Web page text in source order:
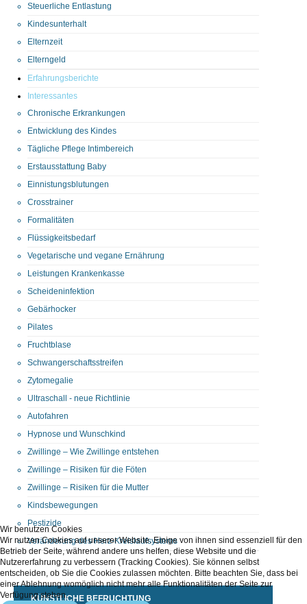
Steuerliche Entlastung
Kindesunterhalt
Elternzeit
Elterngeld
Erfahrungsberichte
Interessantes
Chronische Erkrankungen
Entwicklung des Kindes
Tägliche Pflege Intimbereich
Erstausstattung Baby
Einnistungsblutungen
Crosstrainer
Formalitäten
Flüssigkeitsbedarf
Vegetarische und vegane Ernährung
Leistungen Krankenkasse
Scheideninfektion
Gebärhocker
Pilates
Fruchtblase
Schwangerschaftsstreifen
Zytomegalie
Ultraschall - neue Richtlinie
Autofahren
Hypnose und Wunschkind
Zwillinge – Wie Zwillinge entstehen
Zwillinge – Risiken für die Föten
Zwillinge – Risiken für die Mutter
Kindsbewegungen
Pestizide
Veränderung des Herz-Kreislaufsystems
KÜNSTLICHE BEFRUCHTUNG
Wir benutzen Cookies
Wir nutzen Cookies auf unserer Website. Einige von ihnen sind essenziell für den
Betrieb der Seite, während andere uns helfen, diese Website und die
Nutzererfahrung zu verbessern (Tracking Cookies). Sie können selbst
entscheiden, ob Sie die Cookies zulassen möchten. Bitte beachten Sie, dass bei
einer Ablehnung womöglich nicht mehr alle Funktionalitäten der Seite zur
Verfügung stehen.